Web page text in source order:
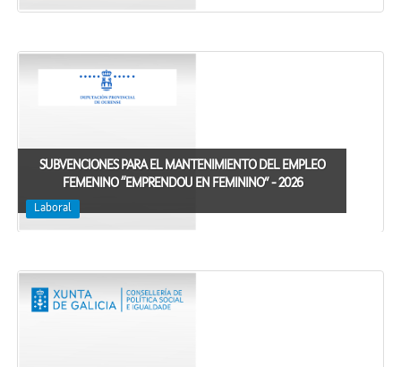
SUBVENCIONES PARA EL MANTENIMIENTO DEL EMPLEO
FEMENINO “EMPRENDOU EN FEMININO” - 2026
Laboral